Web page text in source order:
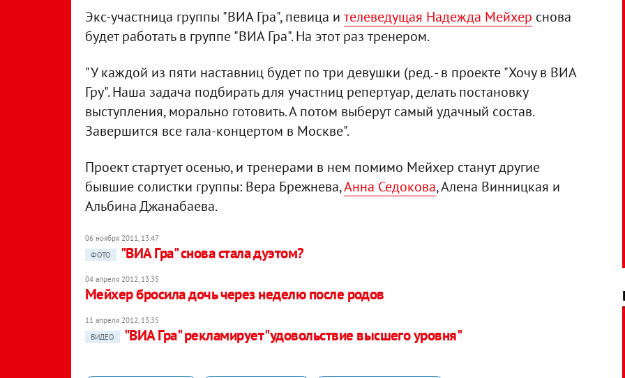
Экс-участница группы "ВИА Гра", певица и телеведущая Надежда Мейхер снова
будет работать в группе "ВИА Гра". На этот раз тренером.
"У каждой из пяти наставниц будет по три девушки (ред. - в проекте "Хочу в ВИА
Гру". Наша задача подбирать для участниц репертуар, делать постановку
выступления, морально готовить. А потом выберут самый удачный состав.
Завершится все гала-концертом в Москве".
Проект стартует осенью, и тренерами в нем помимо Мейхер станут другие
бывшие солистки группы: Вера Брежнева,Анна Седокова, Алена Винницкая и
Альбина Джанабаева.
06 ноября 2011, 13:47
ФОТО
"ВИА Гра" снова стала дуэтом?
04 апреля 2012, 13:35
Мейхер бросила дочь через неделю после родов
11 апреля 2012, 13:35
ВИДЕО
"ВИА Гра" рекламирует "удовольствие высшего уровня"